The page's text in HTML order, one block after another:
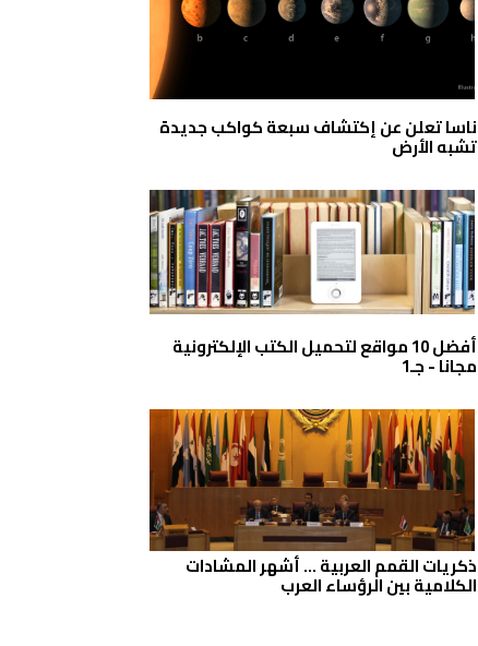
ناسا تعلن عن إكتشاف سبعة كواكب جديدة
تشبه الأرض
أفضل 10 مواقع لتحميل الكتب الإلكترونية
مجانا - جـ1
ذكريات القمم العربية ... أشهر المشادات
الكلامية بين الرؤساء العرب